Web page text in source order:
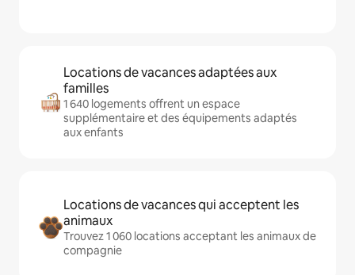
Locations de vacances adaptées aux
familles
1 640 logements offrent un espace
supplémentaire et des équipements adaptés
aux enfants
Locations de vacances qui acceptent les
animaux
Trouvez 1 060 locations acceptant les animaux de
compagnie